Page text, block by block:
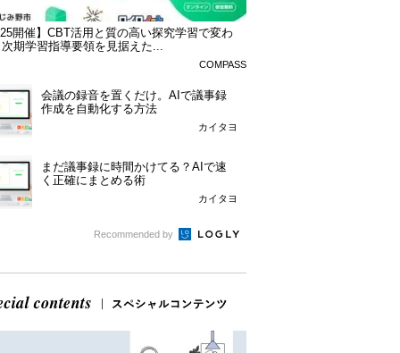
開催】CBT活用と質の高い探究学習で変わ
期学習指導要領を見据えた...
COMPASS
会議の録音を置くだけ。AIで議事録
作成を自動化する方法
カイタヨ
まだ議事録に時間かけてる？AIで速
く正確にまとめる術
カイタヨ
Recommended by